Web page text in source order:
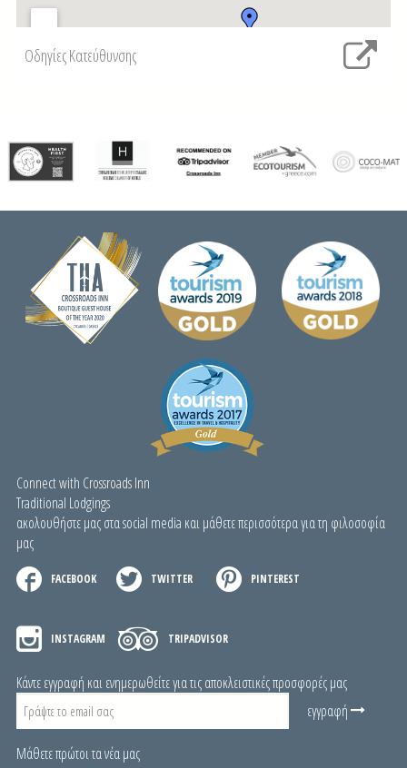
Οδηγίες Κατεύθυνσης
Connect with Crossroads Inn
Traditional Lodgings
ακολουθήστε μας στα social media και μάθετε περισσότερα για τη φιλοσοφία
μας
FACEBOOK TWITTER PINTEREST
INSTAGRAM TRIPADVISOR
Κάντε εγγραφή και ενημερωθείτε για τις αποκλειστικές προσφορές μας
εγγραφή
Μάθετε πρώτοι τα νέα μας